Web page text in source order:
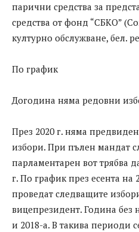
парични средства за
средства от фонд “СБКО”
културно обслужване, бел.
По график
Догодина няма редовни
През 2020 г. няма
избори. При пълен мандат
парламентарен вот трябва
г. По график през есента на
проведат следващите
вицепрезидент. Година
и 2018-а. В такива периоди